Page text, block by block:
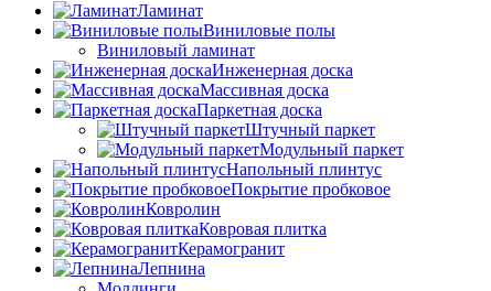
Ламинат
Виниловые полы
Виниловый ламинат
Инженерная доска
Массивная доска
Паркетная доска
Штучный паркет
Модульный паркет
Напольный плинтус
Покрытие пробковое
Ковролин
Ковровая плитка
Керамогранит
Лепнина